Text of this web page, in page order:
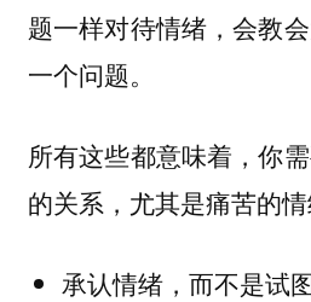
题一样对待情绪，会教
一个问题。
所有这些都意味着，你
的关系，尤其是痛苦的情
承认情绪，而不是试